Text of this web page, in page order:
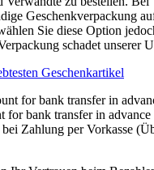
Geschenkverpackung
Sie diese Option
schadet unserer
Geschenkartikel
for bank transfer in advance
Zahlung per Vorkasse